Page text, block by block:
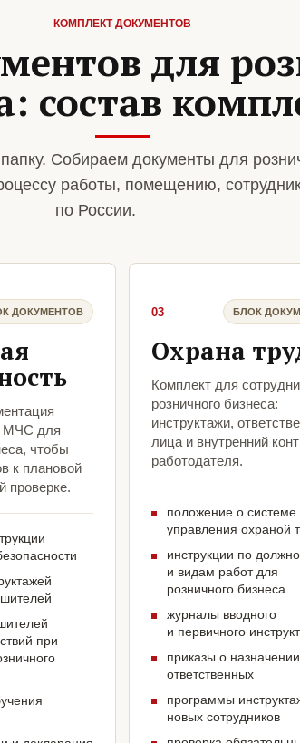
КОМПЛЕКТ ДОКУМЕНТОВ
для
состав
Собираем документы для
работы, помещению,
по России.
ДОКУМЕНТОВ
МЧС для
чтобы
к плановой
проверке.
при
03 БЛОК
Охрана
Комплект для
розничного бизнеса:
инструктажи,
лица и внутренний
работодателя.
положение о системе
управления охраной
инструкции по
и видам работ для
розничного бизнеса
журналы вводного
и первичного
приказы о назначении
ответственных
программы
новых сотрудников